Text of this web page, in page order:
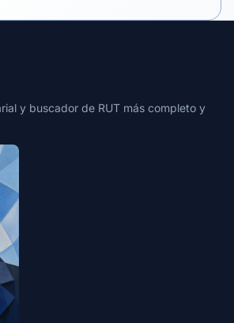
y buscador de RUT más completo y